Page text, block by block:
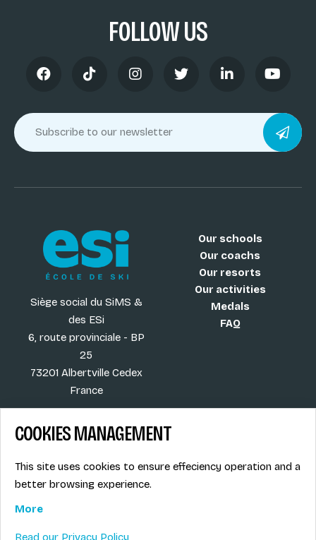
FOLLOW US
Siège social du SiMS &
des ESi
6, route provinciale - BP
25
73201 Albertville Cedex
France
Our schools
Our coachs
Our resorts
Our activities
Medals
FAQ
More
Job offers
Ski instructors union
Legal info
COOKIES MANAGEMENT
This site uses cookies to ensure effeciency operation and a
better browsing experience.
More
Read our Privacy Policy